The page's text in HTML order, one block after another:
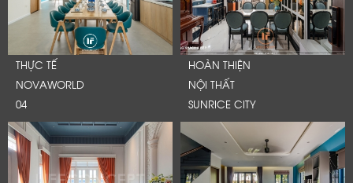
THỰC TẾ
NOVAWORLD
04
HOÀN THIỆN
NỘI THẤT
SUNRICE CITY